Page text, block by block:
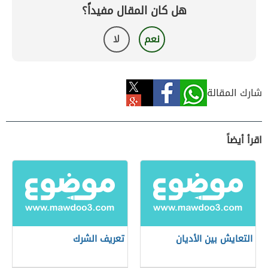
هل كان المقال مفيداً؟
نعم لا
شارك المقالة
اقرأ أيضاً
التعايش بين الأديان تعريف الشرك